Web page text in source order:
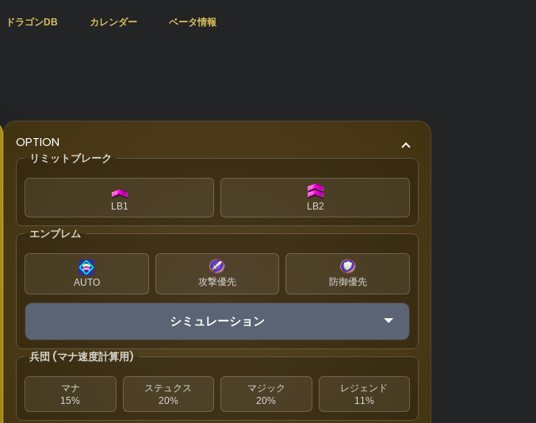
ドラゴンDB カレンダー ベータ情報
OPTION
リミットブレーク
LB1 LB2
エンブレム
AUTO 攻撃優先 防御優先
シミュレーション
兵団 (マナ速度計算用)
マナ
15%
ステュクス
20%
マジック
20%
レジェンド
11%